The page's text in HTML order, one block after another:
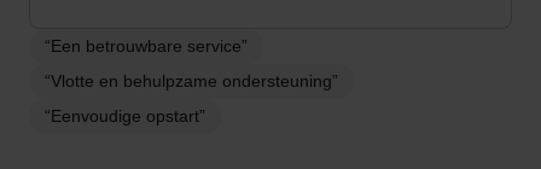
“Een betrouwbare service”
“Vlotte en behulpzame ondersteuning”
“Eenvoudige opstart”